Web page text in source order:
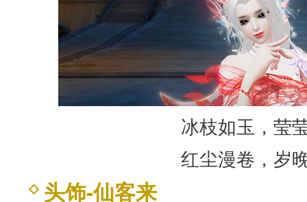
冰枝如玉，莹
红尘漫卷，岁
头饰-仙客来